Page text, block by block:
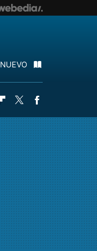
NUEVO
Flipboard
Twitter